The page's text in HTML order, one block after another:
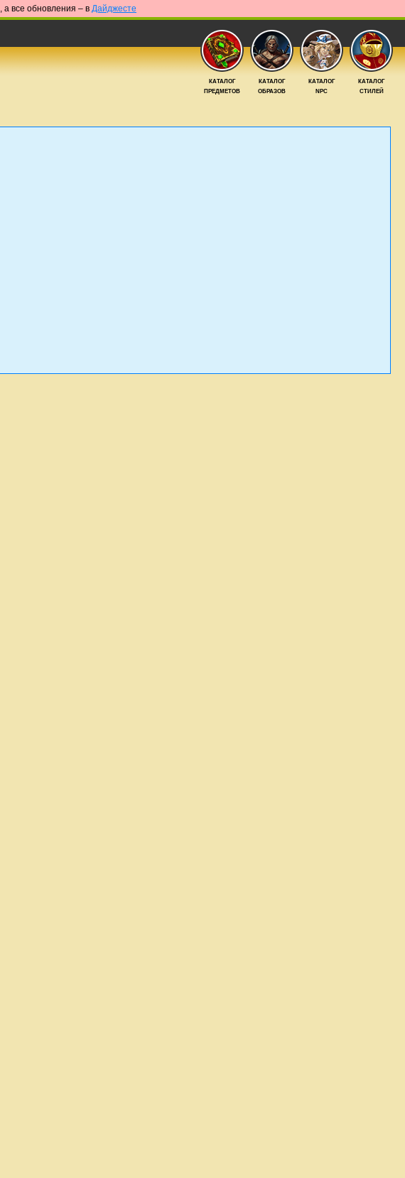
, а все обновления – в Дайджесте
КАТАЛОГ
СТИЛЕЙ
КАТАЛОГ
NPC
КАТАЛОГ
ОБРАЗОВ
КАТАЛОГ
ПРЕДМЕТОВ